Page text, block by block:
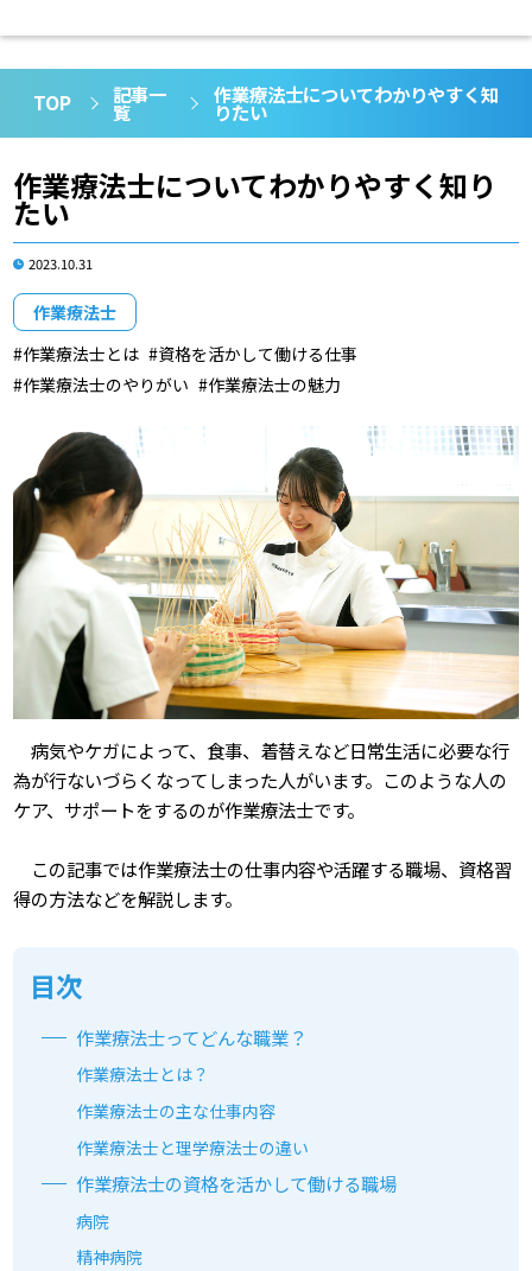
TOP 記事一
覧
作業療法士についてわかりやすく知
りたい
作業療法士についてわかりやすく知り
たい
2023.10.31
作業療法士
作業療法士とは
資格を活かして働ける仕事
作業療法士のやりがい
作業療法士の魅力
病気やケガによって、食事、着替えなど日常生活に必要な行
為が行ないづらくなってしまった人がいます。このような人の
ケア、サポートをするのが作業療法士です。
この記事では作業療法士の仕事内容や活躍する職場、資格習
得の方法などを解説します。
目次
作業療法士ってどんな職業？
作業療法士とは？
作業療法士の主な仕事内容
作業療法士と理学療法士の違い
作業療法士の資格を活かして働ける職場
病院
精神病院